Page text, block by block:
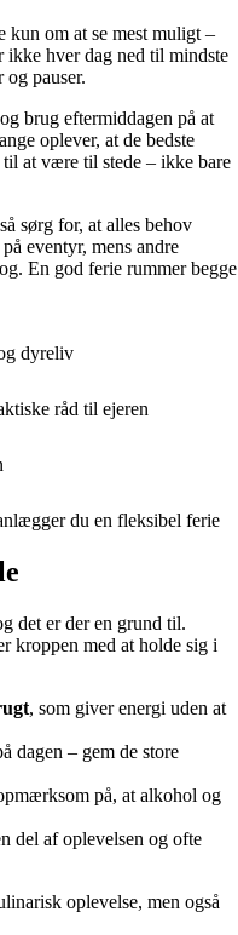
kun om at se mest muligt –
hver dag ned til mindste
pauser.
brug eftermiddagen på at
oplever, at de bedste
at være til stede – ikke bare
sørg for, at alles behov
eventyr, mens andre
En god ferie rummer begge
dyreliv
råd til ejeren
du en fleksibel ferie
det er der en grund til.
kroppen med at holde sig i
, som giver energi uden at
dagen – gem de store
på, at alkohol og
del af oplevelsen og ofte
oplevelse, men også